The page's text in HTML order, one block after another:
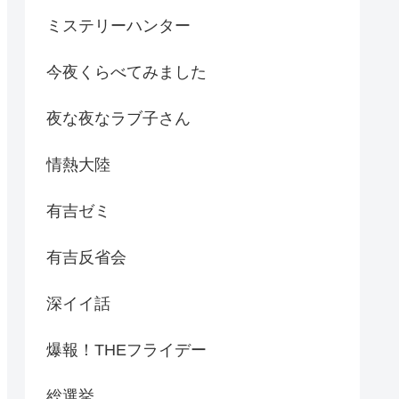
ミステリーハンター
今夜くらべてみました
夜な夜なラブ子さん
情熱大陸
有吉ゼミ
有吉反省会
深イイ話
爆報！THEフライデー